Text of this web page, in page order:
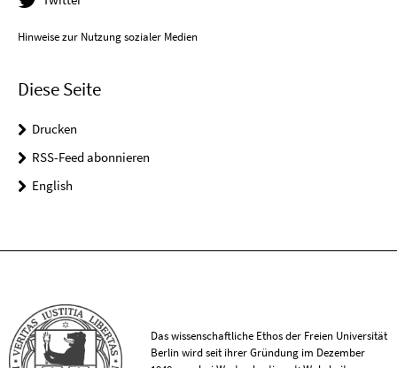
Hinweise zur Nutzung sozialer Medien
Diese Seite
Drucken
RSS-Feed abonnieren
English
Das wissenschaftliche Ethos der Freien Universität
Berlin wird seit ihrer Gründung im Dezember